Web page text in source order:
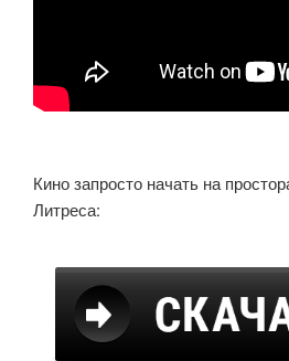
Кино запросто начать на
Литреса: